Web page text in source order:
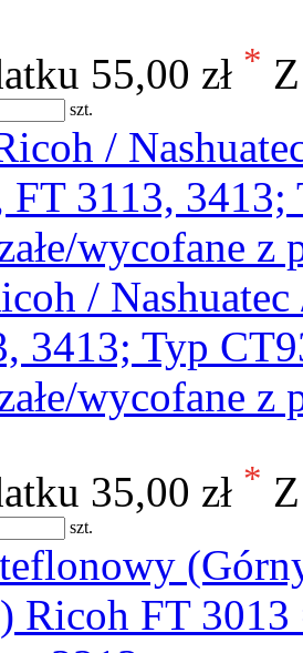
55,00 zł *
szt.
/
3413; Typ
wycofane z
35,00 zł *
szt.